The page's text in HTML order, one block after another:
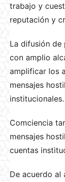
trabajo y
reputación y
La difusión
con amplio
amplificar los
mensajes
institucionales.
Comciencia
mensajes
cuentas
De acuerdo al